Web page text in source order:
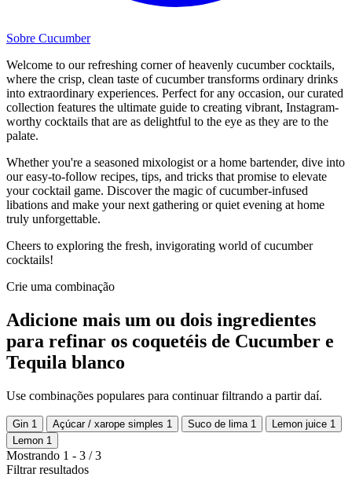
Sobre Cucumber
Welcome to our refreshing corner of heavenly cucumber cocktails,
where the crisp, clean taste of cucumber transforms ordinary drinks
into extraordinary experiences. Perfect for any occasion, our curated
collection features the ultimate guide to creating vibrant, Instagram-
worthy cocktails that are as delightful to the eye as they are to the
palate.
Whether you're a seasoned mixologist or a home bartender, dive into
our easy-to-follow recipes, tips, and tricks that promise to elevate
your cocktail game. Discover the magic of cucumber-infused
libations and make your next gathering or quiet evening at home
truly unforgettable.
Cheers to exploring the fresh, invigorating world of cucumber
cocktails!
Crie uma combinação
Adicione mais um ou dois ingredientes
para refinar os coquetéis de Cucumber e
Tequila blanco
Use combinações populares para continuar filtrando a partir daí.
Gin 1 Açúcar / xarope simples 1 Suco de lima 1 Lemon juice 1
Lemon 1
Mostrando 1 - 3 / 3
Filtrar resultados